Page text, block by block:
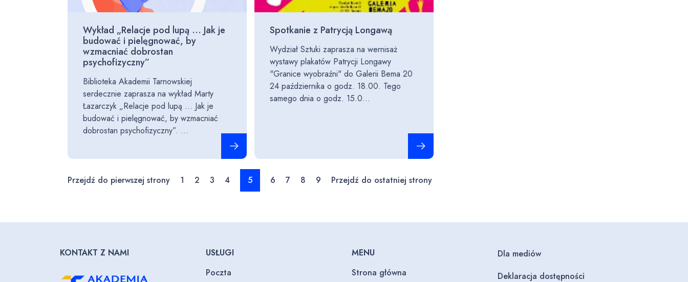
Wykład „Relacje pod lupą … Jak je
budować i pielęgnować, by
wzmacniać dobrostan
psychofizyczny”
Biblioteka Akademii Tarnowskiej
serdecznie zaprasza na wykład Marty
Łazarczyk „Relacje pod lupą … Jak je
budować i pielęgnować, by wzmacniać
dobrostan psychofizyczny”. ...
Spotkanie z Patrycją Longawą
Wydział Sztuki zaprasza na wernisaż
wystawy plakatów Patrycji Longawy
"Granice wyobraźni" do Galerii Bema 20
24 października o godz. 18.00. Tego
samego dnia o godz. 15.0...
Przejdź do pierwszej strony 1 2 3 4 5 6 7 8 9 Przejdź do ostatniej strony
KONTAKT Z NAMI
USŁUGI
Poczta
MENU
Strona główna
Dla mediów
Deklaracja dostępności